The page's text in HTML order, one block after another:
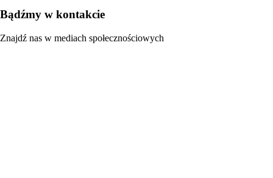
Bądźmy w kontakcie
Znajdź nas w mediach społecznościowych